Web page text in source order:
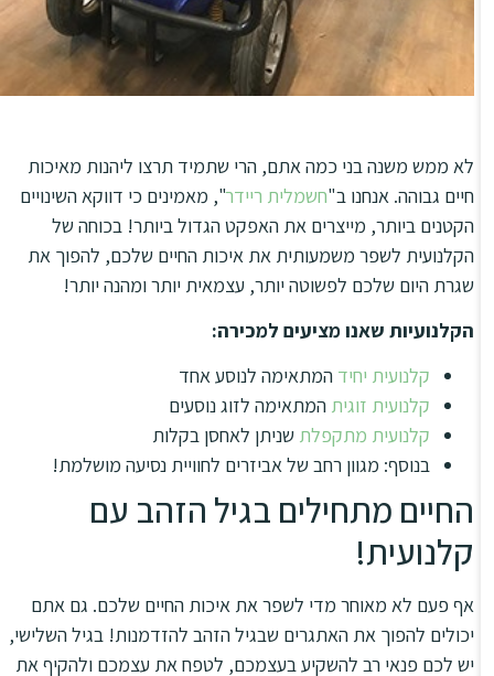
לא ממש משנה בני כמה אתם, הרי שתמיד תרצו ליהנות מאיכות
חיים גבוהה. אנחנו ב"חשמלית ריידר", מאמינים כי דווקא השינויים
הקטנים ביותר, מייצרים את האפקט הגדול ביותר! בכוחה של
הקלנועית לשפר משמעותית את איכות החיים שלכם, להפוך את
שגרת היום שלכם לפשוטה יותר, עצמאית יותר ומהנה יותר!
הקלנועיות שאנו מציעים למכירה:
קלנועית יחידהמתאימה לנוסע אחד
קלנועית זוגיתהמתאימה לזוג נוסעים
קלנועית מתקפלתשניתן לאחסן בקלות
בנוסף: מגוון רחב של אביזרים לחוויית נסיעה מושלמת!
החיים מתחילים בגיל הזהב עם
קלנועית!
אף פעם לא מאוחר מדי לשפר את איכות החיים שלכם. גם אתם
יכולים להפוך את האתגרים שבגיל הזהב להזדמנות! בגיל השלישי,
יש לכם פנאי רב להשקיע בעצמכם, לטפח את עצמכם ולהקיף את